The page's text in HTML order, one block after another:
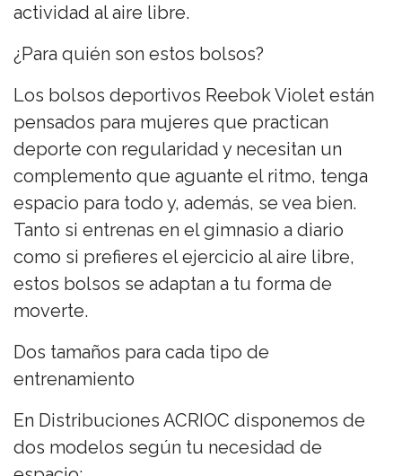
actividad al aire libre.
¿Para quién son estos bolsos?
Los bolsos deportivos Reebok Violet están
pensados para mujeres que practican
deporte con regularidad y necesitan un
complemento que aguante el ritmo, tenga
espacio para todo y, además, se vea bien.
Tanto si entrenas en el gimnasio a diario
como si prefieres el ejercicio al aire libre,
estos bolsos se adaptan a tu forma de
moverte.
Dos tamaños para cada tipo de
entrenamiento
En Distribuciones ACRIOC disponemos de
dos modelos según tu necesidad de